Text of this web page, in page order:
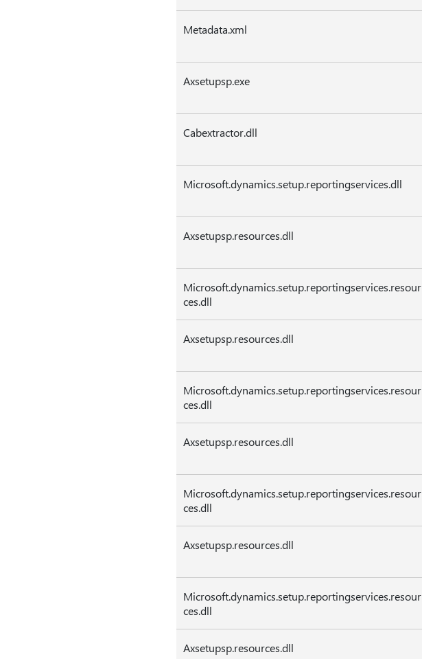
Metadata.xml
Axsetupsp.exe
Cabextractor.dll
Microsoft.dynamics.setup.reportingservices.dll
Axsetupsp.resources.dll
Microsoft.dynamics.setup.reportingservices.resour
ces.dll
Axsetupsp.resources.dll
Microsoft.dynamics.setup.reportingservices.resour
ces.dll
Axsetupsp.resources.dll
Microsoft.dynamics.setup.reportingservices.resour
ces.dll
Axsetupsp.resources.dll
Microsoft.dynamics.setup.reportingservices.resour
ces.dll
Axsetupsp.resources.dll